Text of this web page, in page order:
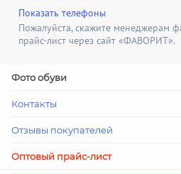
Показать телефоны
Пожалуйста, скажите менеджерам
прайс-лист через сайт «ФАВОРИТ».
Фото обуви
Контакты
Отзывы покупателей
Оптовый прайс-лист